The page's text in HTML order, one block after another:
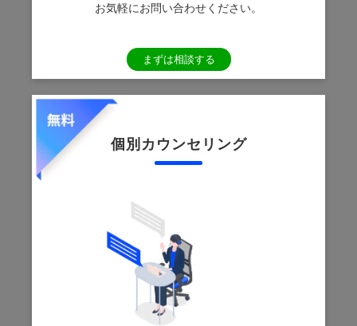
お気軽にお問い合わせください。
まずは相談する
個別カウンセリング